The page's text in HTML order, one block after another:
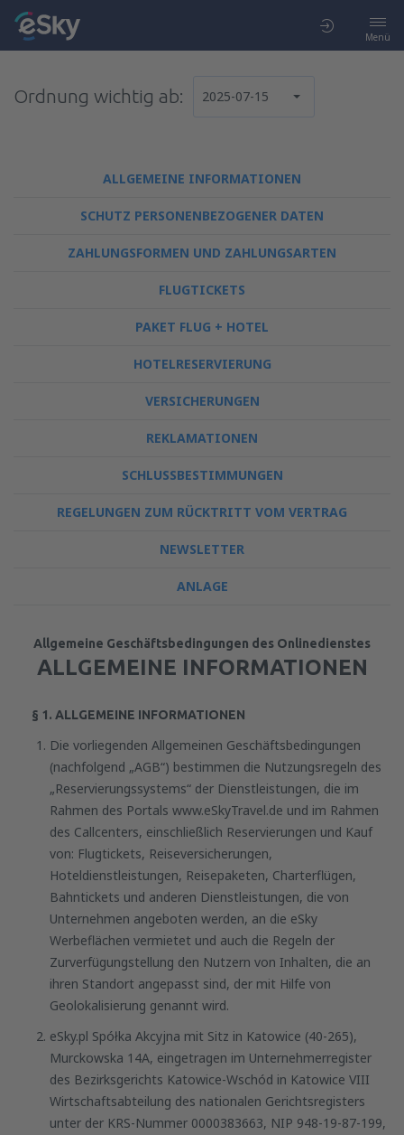
Menü
Ordnung wichtig ab: 2025-07-15
ALLGEMEINE INFORMATIONEN
SCHUTZ PERSONENBEZOGENER DATEN
ZAHLUNGSFORMEN UND ZAHLUNGSARTEN
FLUGTICKETS
PAKET FLUG + HOTEL
HOTELRESERVIERUNG
VERSICHERUNGEN
REKLAMATIONEN
SCHLUSSBESTIMMUNGEN
REGELUNGEN ZUM RÜCKTRITT VOM VERTRAG
NEWSLETTER
ANLAGE
Allgemeine Geschäftsbedingungen des Onlinedienstes
ALLGEMEINE INFORMATIONEN
§ 1. ALLGEMEINE INFORMATIONEN
Die vorliegenden Allgemeinen Geschäftsbedingungen
(nachfolgend „AGB“) bestimmen die Nutzungsregeln des
„Reservierungssystems“ der Dienstleistungen, die im
Rahmen des Portals www.eSkyTravel.de und im Rahmen
des Callcenters, einschließlich Reservierungen und Kauf
von: Flugtickets, Reiseversicherungen,
Hoteldienstleistungen, Reisepaketen, Charterflügen,
Bahntickets und anderen Dienstleistungen, die von
Unternehmen angeboten werden, an die eSky
Werbeflächen vermietet und auch die Regeln der
Zurverfügungstellung den Nutzern von Inhalten, die an
ihren Standort angepasst sind, der mit Hilfe von
Geolokalisierung genannt wird.
eSky.pl Spółka Akcyjna mit Sitz in Katowice (40-265),
Murckowska 14A, eingetragen im Unternehmerregister
des Bezirksgerichts Katowice-Wschód in Katowice VIII
Wirtschaftsabteilung des nationalen Gerichtsregisters
unter der KRS-Nummer 0000383663, NIP 948-19-87-199,